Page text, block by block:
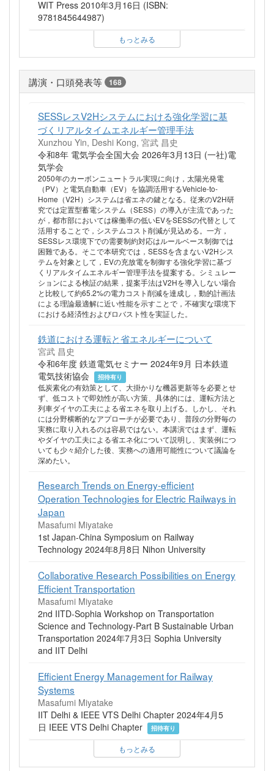
WIT Press 2010年3月16日 (ISBN:
9781845644987)
もっとみる
講演・口頭発表等 168
SESSレスV2Hシステムにおける強化学習に基
づくリアルタイムエネルギー管理手法
Xunzhou Yin, Deshi Kong, 宮武 昌史
令和8年 電気学会全国大会 2026年3月13日 (一社)電
気学会
2050年のカーボンニュートラル実現に向け，太陽光発電
（PV）と電気自動車（EV）を協調活用するVehicle-to-
Home（V2H）システムは省エネの鍵となる。従来のV2H研
究では定置型蓄電システム（SESS）の導入が主流であった
が，都市部においては稼働率の低いEVをSESSの代替として
活用することで，システムコスト削減が見込める。一方，
SESSレス環境下での需要制約対応はルールベース制御では
困難である。そこで本研究では，SESSを含まないV2Hシス
テムを対象として，EVの充放電を制御する強化学習に基づ
くリアルタイムエネルギー管理手法を提案する。シミュレー
ションによる検証の結果，提案手法はV2Hを導入しない場合
と比較して約65.2%の電力コスト削減を達成し，動的計画法
による理論最適解に近い性能を示すことで，不確実な環境下
における経済性およびロバスト性を実証した。
鉄道における運転と省エネルギーについて
宮武 昌史
令和6年度 鉄道電気セミナー 2024年9月 日本鉄道
電気技術協会
招待有り
低炭素化の有効策として、大掛かりな機器更新等を必要とせ
ず、低コストで即効性が高い方策、具体的には、運転方法と
列車ダイヤの工夫による省エネを取り上げる。しかし、それ
には分野横断的なアプローチが必要であり、普段の分野毎の
実務に取り入れるのは容易ではない。本講演ではまず、運転
やダイヤの工夫による省エネ化について説明し、実装例につ
いても少々紹介した後、実務への適用可能性について議論を
深めたい。
Research Trends on Energy-efficient
Operation Technologies for Electric Railways in
Japan
Masafumi Miyatake
1st Japan-China Symposium on Railway
Technology 2024年8月8日 Nihon University
Collaborative Research Possibilities on Energy
Efficient Transportation
Masafumi Miyatake
2nd IITD-Sophia Workshop on Transportation
Science and Technology-Part B Sustainable Urban
Transportation 2024年7月3日 Sophia University
and IIT Delhi
Efficient Energy Management for Railway
Systems
Masafumi Miyatake
IIT Delhi & IEEE VTS Delhi Chapter 2024年4月5
日 IEEE VTS Delhi Chapter
招待有り
もっとみる